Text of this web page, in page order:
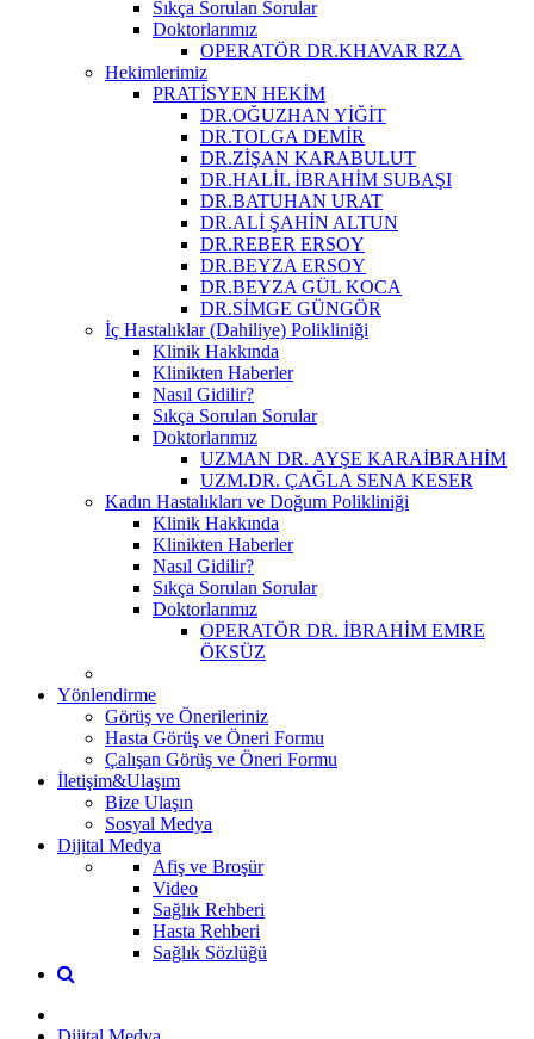
Sıkça Sorulan Sorular
Doktorlarımız
OPERATÖR DR.KHAVAR RZA
Hekimlerimiz
PRATİSYEN HEKİM
DR.OĞUZHAN YİĞİT
DR.TOLGA DEMİR
DR.ZİŞAN KARABULUT
DR.HALİL İBRAHİM SUBAŞI
DR.BATUHAN URAT
DR.ALİ ŞAHİN ALTUN
DR.REBER ERSOY
DR.BEYZA ERSOY
DR.BEYZA GÜL KOCA
DR.SİMGE GÜNGÖR
İç Hastalıklar (Dahiliye) Polikliniği
Klinik Hakkında
Klinikten Haberler
Nasıl Gidilir?
Sıkça Sorulan Sorular
Doktorlarımız
UZMAN DR. AYŞE KARAİBRAHİM
UZM.DR. ÇAĞLA SENA KESER
Kadın Hastalıkları ve Doğum Polikliniği
Klinik Hakkında
Klinikten Haberler
Nasıl Gidilir?
Sıkça Sorulan Sorular
Doktorlarımız
OPERATÖR DR. İBRAHİM EMRE
ÖKSÜZ
Yönlendirme
Görüş ve Önerileriniz
Hasta Görüş ve Öneri Formu
Çalışan Görüş ve Öneri Formu
İletişim&Ulaşım
Bize Ulaşın
Sosyal Medya
Dijital Medya
Afiş ve Broşür
Video
Sağlık Rehberi
Hasta Rehberi
Sağlık Sözlüğü